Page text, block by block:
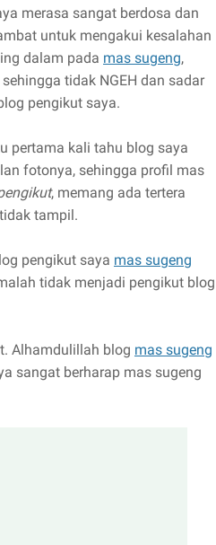
merasa sangat berdosa dan
untuk mengakui kesalahan
dalam pada mas sugeng,
tidak NGEH dan sadar
pengikut saya.
pertama kali tahu blog saya
fotonya, sehingga profil mas
, memang ada tertera
tampil.
pengikut saya mas sugeng
tidak menjadi pengikut blog
Alhamdulillah blog mas sugeng
sangat berharap mas sugeng